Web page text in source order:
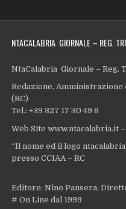
NTACALABRIA GIORNALE – REG.
NtaCalabria Giornale – Reg.
Redazione,
(RC)
Tel.: +39 327 17 30 49 8
Web Site www.ntacalabria.it
“Il nome ed il logo
presso CCIAA – RC
Editore: Nino Pansera;
# On Line dal 1999